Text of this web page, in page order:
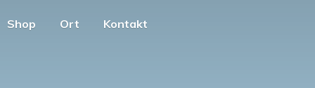
Shop Ort Kontakt